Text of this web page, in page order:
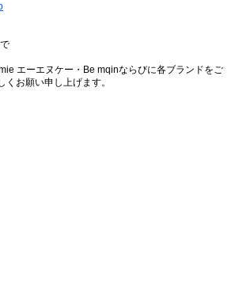
エーエヌケー・Be mqinならびに各ブランドをご
お願い申し上げます。